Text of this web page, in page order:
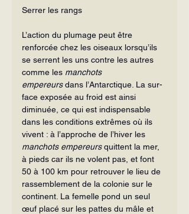
Serrer les rangs
L’action du plumage peut être
renforcée chez les oiseaux lorsqu’ils
se serrent les uns contre les autres
comme les manchots
empereurs dans l’Antarctique. La sur­
face exposée au froid est ainsi
diminuée, ce qui est indispensable
dans les condi­tions extrêmes où ils
vivent : à l’approche de l’hiver les
manchots empereurs quit­tent la mer,
à pieds car ils ne volent pas, et font
50 à 100 km pour retrouver le lieu de
rassemblement de la colonie sur le
continent. La femelle pond un seul
œuf placé sur les pattes du mâle et